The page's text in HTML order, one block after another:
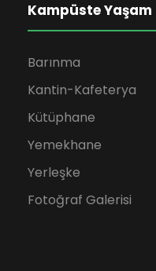
Kampüste Yaşam
Barınma
Kantin-Kafeterya
Kütüphane
Yemekhane
Yerleşke
Fotoğraf Galerisi